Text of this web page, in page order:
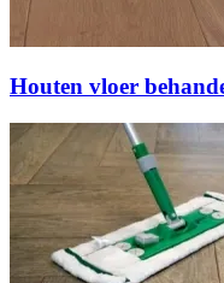
Houten vloer